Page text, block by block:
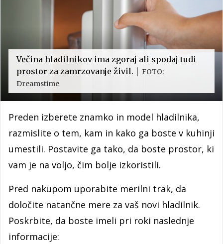
Večina hladilnikov ima zgoraj ali spodaj tudi
prostor za zamrzovanje živil.
FOTO:
Dreamstime
Preden izberete znamko in model hladilnika,
razmislite o tem, kam in kako ga boste v kuhinji
umestili. Postavite ga tako, da boste prostor, ki
vam je na voljo, čim bolje izkoristili.
Pred nakupom uporabite merilni trak, da
določite natančne mere za vaš novi hladilnik.
Poskrbite, da boste imeli pri roki naslednje
informacije: